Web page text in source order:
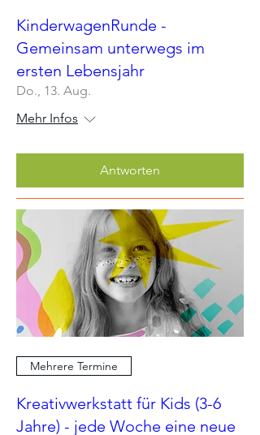
KinderwagenRunde -
Gemeinsam unterwegs im
ersten Lebensjahr
Do., 13. Aug.
Mehr Infos
Antworten
Mehrere Termine
Kreativwerkstatt für Kids (3-6
Jahre) - jede Woche eine neue